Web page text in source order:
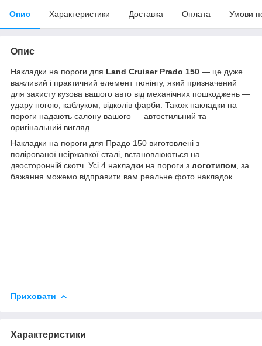
Опис Характеристики Доставка Оплата Умови
Опис
Накладки на пороги для Land Cruiser Prado 150 — це дуже
важливий і практичний елемент тюнінгу, який призначений
для захисту кузова вашого авто від механічних пошкоджень —
удару ногою, каблуком, відколів фарби. Також накладки на
пороги надають салону вашого — автостильний та
оригінальний вигляд.
Накладки на пороги для Прадо 150 виготовлені з
полірованої неіржавкої сталі, встановлюються на
двосторонній скотч. Усі 4 накладки на пороги з логотипом , за
бажання можемо відправити вам реальне фото накладок.
Приховати
Характеристики